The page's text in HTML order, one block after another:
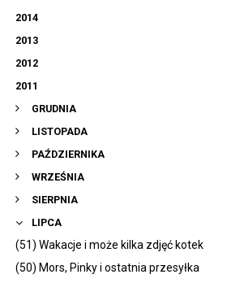
2014
2013
2012
2011
GRUDNIA
LISTOPADA
PAŹDZIERNIKA
WRZEŚNIA
SIERPNIA
LIPCA
(51) Wakacje i może kilka zdjęć kotek
(50) Mors, Pinky i ostatnia przesyłka